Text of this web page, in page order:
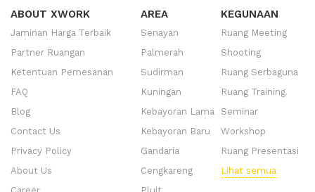
ABOUT XWORK
Jaminan Harga Terbaik
Partner Ruangan
Ketentuan Pemesanan
FAQ
Blog
Contact Us
Privacy Policy
About Us
AREA
Senayan
Palmerah
Sudirman
Kuningan
Kebayoran Lama
Kebayoran Baru
Gandaria
Cengkareng
KEGUNAAN
Ruang Meeting
Shooting
Ruang Serbaguna
Ruang Training
Seminar
Workshop
Ruang Presentasi
Lihat semua